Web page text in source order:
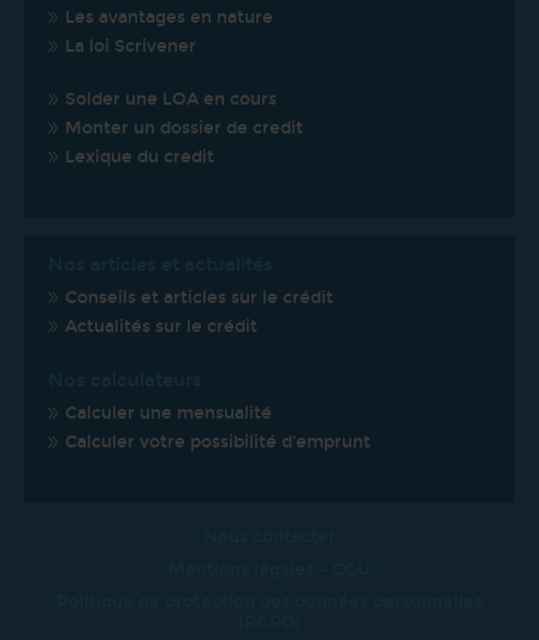
Les avantages en nature
La loi Scrivener
Solder une LOA en cours
Monter un dossier de credit
Lexique du credit
Conseils et articles sur le crédit
Actualités sur le crédit
Calculer une mensualité
Calculer votre possibilité d'emprunt